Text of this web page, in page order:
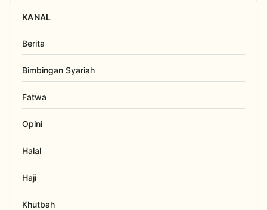
KANAL
Berita
Bimbingan Syariah
Fatwa
Opini
Halal
Haji
Khutbah